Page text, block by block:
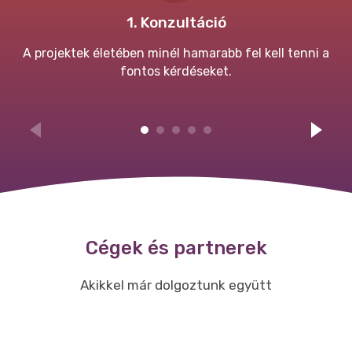
1. Konzultáció
A projektek életében minél hamarabb fel kell tenni a
fontos kérdéseket.
Cégek és partnerek
Akikkel már dolgoztunk együtt